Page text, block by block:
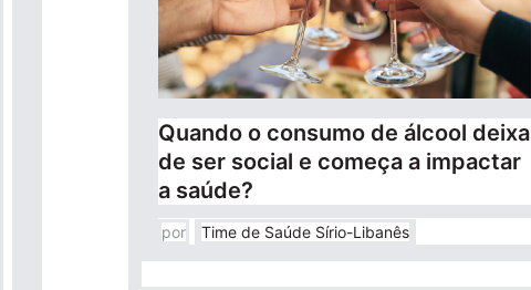
Quando o consumo de álcool deixa
de ser social e começa a impactar
a saúde?
por Time de Saúde Sírio-Libanês